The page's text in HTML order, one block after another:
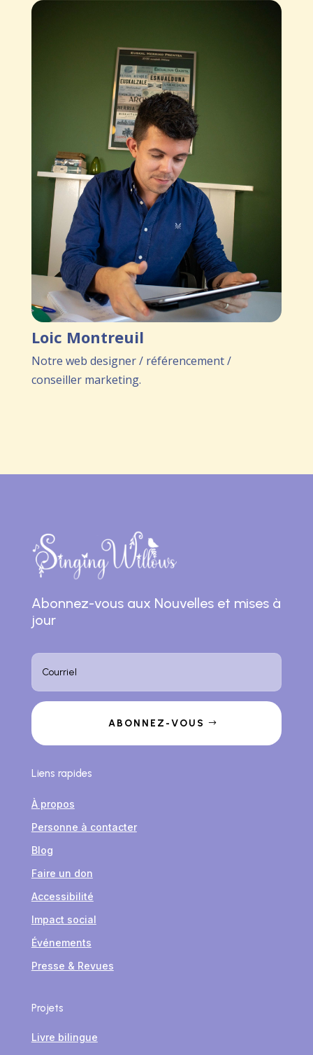
Loic Montreuil
Notre web designer / référencement /
conseiller marketing.
Abonnez-vous aux Nouvelles et mises à
jour
ABONNEZ-VOUS
Liens rapides
À propos
Personne à contacter
Blog
Faire un don
Accessibilité
Impact social
Événements
Presse & Revues
Projets
Livre bilingue